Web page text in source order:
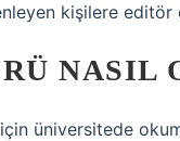
kişilere editör
NASIL
üniversitede